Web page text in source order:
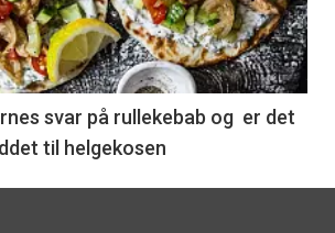
svar på rullekebab og er det
til helgekosen